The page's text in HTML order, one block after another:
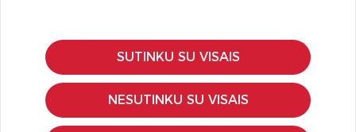
KLIENTŲ APTARNAVIMAS
Pirkimo – pardavimo taisyklės
Pristatymas ir grąžinimas
Apmokėjimo būdai
SUTINKU SU VISAIS
NESUTINKU SU VISAIS